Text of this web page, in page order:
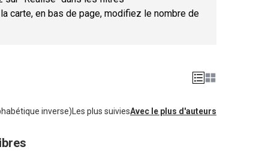
en bas de page, modifiez le nombre de
inverse) Les plus suiviesAvec le plus d'auteurs